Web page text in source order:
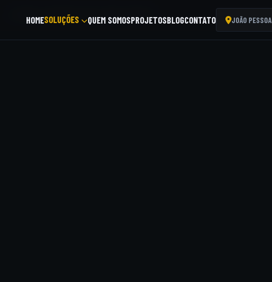
HOMESOLUÇÕES QUEM SOMOSPROJETOSBLOGCONTATO JOÃO PESSOA
LAUDOS ELÉTRICOS EM JOÃO PESSOA